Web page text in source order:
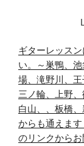
ギターレッス
い。
～巣鴨、
場、滝野川、王
三ノ輪、上野
白山、、板橋
からも通えます
のリンクから